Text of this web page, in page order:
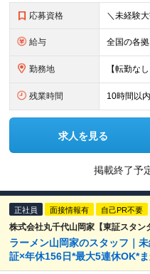
応募資格
給与
勤務地
残業時間 10時間以内
求人を見る
掲載終了予
正社員 面接情報有 自己PR不要
株式会社丸千代山岡家【東証スタン
ラーメン山岡家のスタッフ｜
証×年休156日*最大5連休OK*